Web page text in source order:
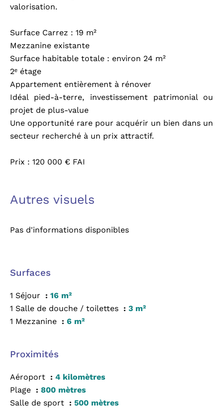
valorisation.
Surface Carrez : 19 m²
Mezzanine existante
Surface habitable totale : environ 24 m²
2ᵉ étage
Appartement entièrement à rénover
Idéal pied-à-terre, investissement patrimonial ou
projet de plus-value
Une opportunité rare pour acquérir un bien dans un
secteur recherché à un prix attractif.
Prix : 120 000 € FAI
Autres visuels
Pas d'informations disponibles
Surfaces
1 Séjour
16 m²
1 Salle de douche / toilettes
3 m²
1 Mezzanine
6 m²
Proximités
Aéroport
4 kilomètres
Plage
800 mètres
Salle de sport
500 mètres